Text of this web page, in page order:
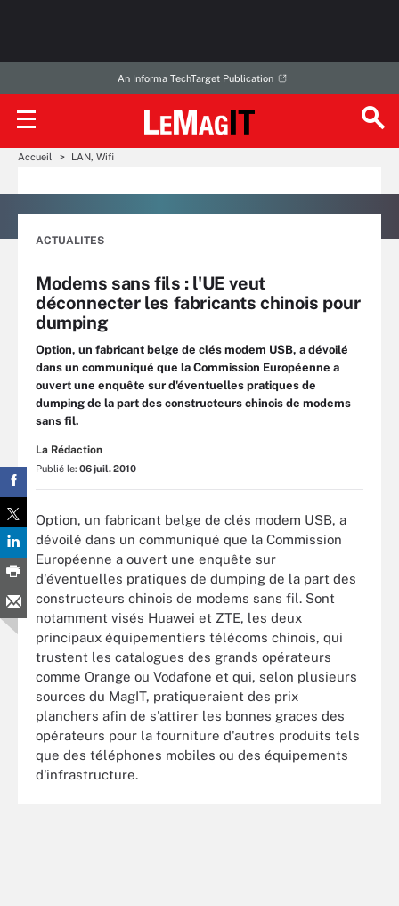
An Informa TechTarget Publication
Accueil LAN, Wifi
ACTUALITES
Modems sans fils : l'UE veut
déconnecter les fabricants chinois pour
dumping
Option, un fabricant belge de clés modem USB, a dévoilé
dans un communiqué que la Commission Européenne a
ouvert une enquête sur d'éventuelles pratiques de
dumping de la part des constructeurs chinois de modems
sans fil.
La Rédaction
Publié le: 06 juil. 2010
Option, un fabricant belge de clés modem USB, a
dévoilé dans un communiqué que la Commission
Européenne a ouvert une enquête sur
d'éventuelles pratiques de dumping de la part des
constructeurs chinois de modems sans fil. Sont
notamment visés Huawei et ZTE, les deux
principaux équipementiers télécoms chinois, qui
trustent les catalogues des grands opérateurs
comme Orange ou Vodafone et qui, selon plusieurs
sources du MagIT, pratiqueraient des prix
planchers afin de s'attirer les bonnes graces des
opérateurs pour la fourniture d'autres produits tels
que des téléphones mobiles ou des équipements
d'infrastructure.